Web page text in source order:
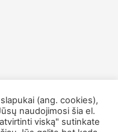
(ang. cookies),
naudojimosi šia el.
viską" sutinkate